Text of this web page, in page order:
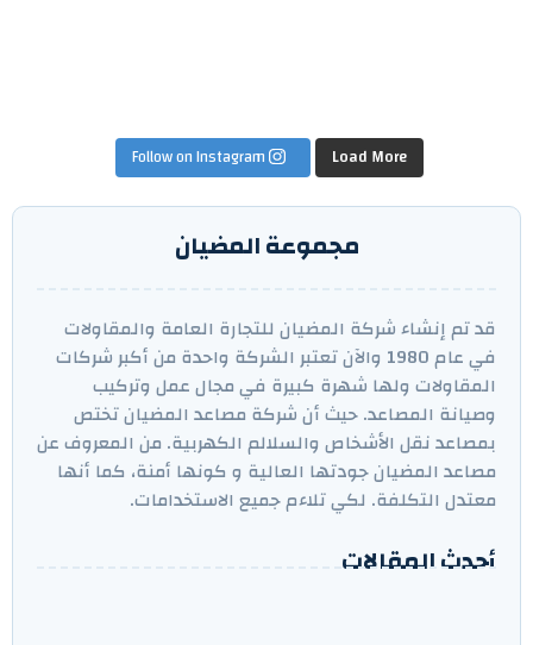
مجموعة المضيان
قد تم إنشاء شركة المضيان للتجارة العامة والمقاولات
في عام 1980 والآن تعتبر الشركة واحدة من أكبر شركات
المقاولات ولها شهرة كبيرة في مجال عمل وتركيب
وصيانة المصاعد. حيث أن شركة مصاعد المضيان تختص
بمصاعد نقل الأشخاص والسلالم الكهربية. من المعروف عن
مصاعد المضيان جودتها العالية و كونها أمنة، كما أنها
معتدل التكلفة. لكي تلاءم جميع الاستخدامات.
أحدث المقالات
Load More
Follow on Instagram